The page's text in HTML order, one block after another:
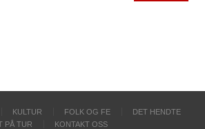
KULTUR FOLK OG FE
DET HENDTE
PÅ TUR KONTAKT OSS